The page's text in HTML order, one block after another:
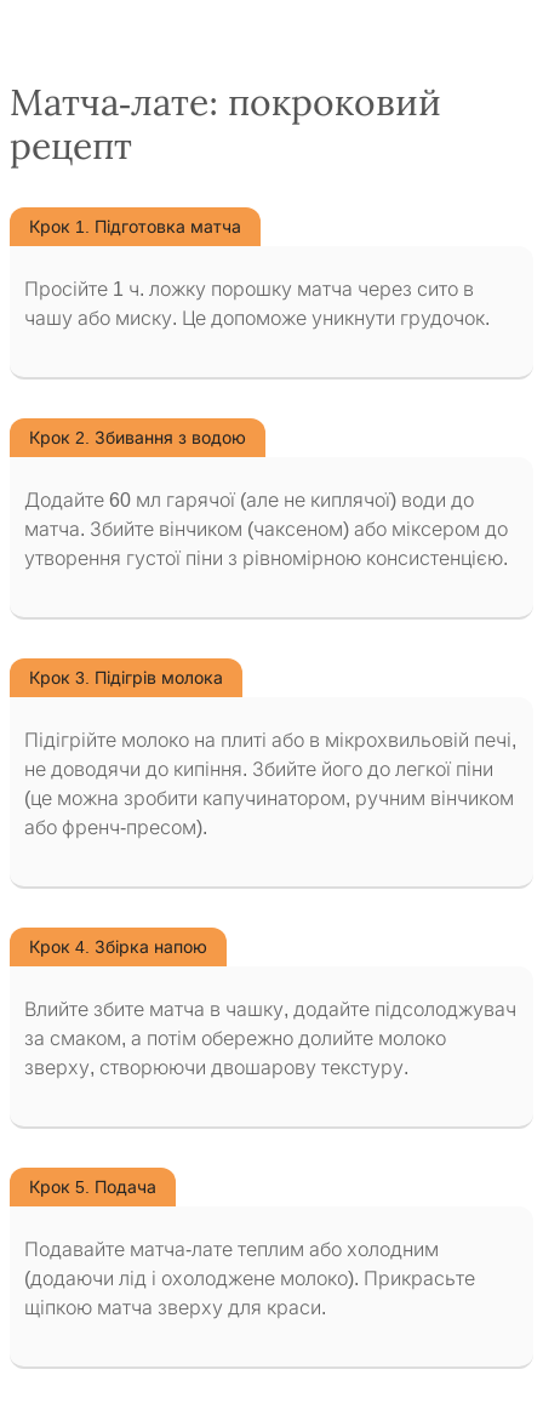
Матча-лате: покроковий
рецепт
Крок 1. Підготовка матча
Просійте 1 ч. ложку порошку матча через сито в
чашу або миску. Це допоможе уникнути грудочок.
Крок 2. Збивання з водою
Додайте 60 мл гарячої (але не киплячої) води до
матча. Збийте вінчиком (чаксеном) або міксером до
утворення густої піни з рівномірною консистенцією.
Крок 3. Підігрів молока
Підігрійте молоко на плиті або в мікрохвильовій печі,
не доводячи до кипіння. Збийте його до легкої піни
(це можна зробити капучинатором, ручним вінчиком
або френч-пресом).
Крок 4. Збірка напою
Влийте збите матча в чашку, додайте підсолоджувач
за смаком, а потім обережно долийте молоко
зверху, створюючи двошарову текстуру.
Крок 5. Подача
Подавайте матча-лате теплим або холодним
(додаючи лід і охолоджене молоко). Прикрасьте
щіпкою матча зверху для краси.